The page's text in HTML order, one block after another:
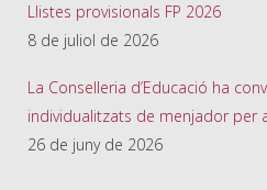
Llistes provisionals FP 2026
8 de juliol de 2026
La Conselleria d’Educació ha
individualitzats de menjador per
26 de juny de 2026